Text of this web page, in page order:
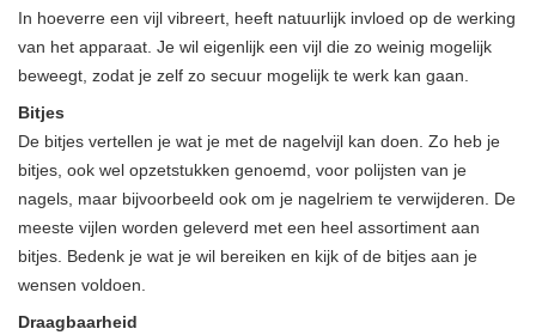
In hoeverre een vijl vibreert, heeft natuurlijk invloed op de werking
van het apparaat. Je wil eigenlijk een vijl die zo weinig mogelijk
beweegt, zodat je zelf zo secuur mogelijk te werk kan gaan.
Bitjes
De bitjes vertellen je wat je met de nagelvijl kan doen. Zo heb je
bitjes, ook wel opzetstukken genoemd, voor polijsten van je
nagels, maar bijvoorbeeld ook om je nagelriem te verwijderen. De
meeste vijlen worden geleverd met een heel assortiment aan
bitjes. Bedenk je wat je wil bereiken en kijk of de bitjes aan je
wensen voldoen.
Draagbaarheid